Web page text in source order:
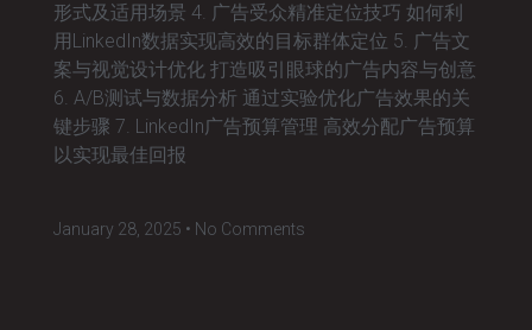
形式及适用场景 4. 广告受众精准定位技巧 如何利
用LinkedIn数据实现高效的目标群体定位 5. 广告文
案与视觉设计优化 打造吸引眼球的广告内容与创意
6. A/B测试与数据分析 通过实验优化广告效果的关
键步骤 7. LinkedIn广告预算管理 高效分配广告预算
以实现最佳回报
January 28, 2025 No Comments